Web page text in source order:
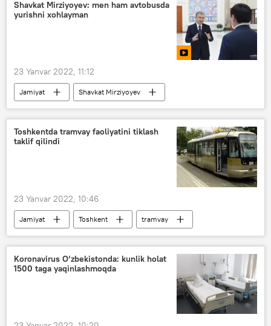
Shavkat Mirziyoyev: men ham avtobusda
yurishni xohlayman
23 Yanvar 2022, 11:12
Jamiyat
Shavkat Mirziyoyev
avtobus
Toshkentda tramvay faoliyatini tiklash
taklif qilindi
23 Yanvar 2022, 10:46
Jamiyat Toshkent tramvay
Koronavirus O‘zbekistonda: kunlik holat
1500 taga yaqinlashmoqda